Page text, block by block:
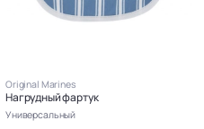
Original Marines
Нагрудный фартук
Универсальный